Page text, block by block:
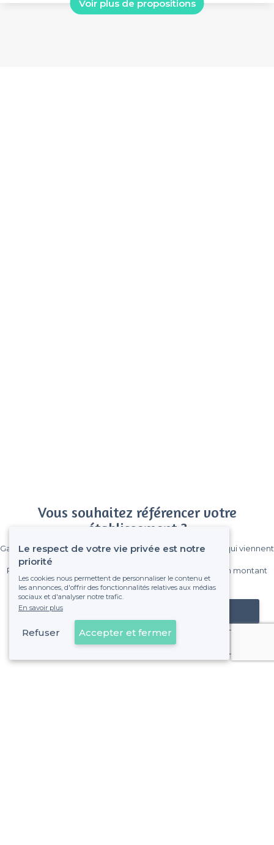
Voir plus de propositions
Vous souhaitez référencer votre
établissement ?
Gagnez de nombreux clients parmi le million de visiteurs qui viennent
Pas de commissions et sans engagement, vous payez un montant
fixe sans risque de voir déraper la facture.
Référencer mon établissement
Déjà client
Le respect de votre vie privée est notre
priorité
Les cookies nous permettent de personnaliser le contenu et
les annonces, d'offrir des fonctionnalités relatives aux médias
sociaux et d'analyser notre trafic.
En savoir plus
Refuser Accepter et fermer